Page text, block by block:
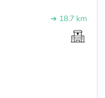
➔ 18.7 km